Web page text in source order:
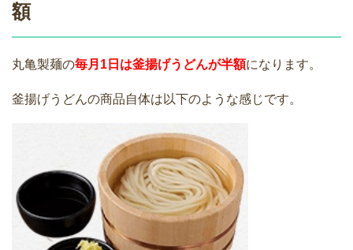
額
丸亀製麺の毎月1日は釜揚げうどんが半額になります。
釜揚げうどんの商品自体は以下のような感じです。